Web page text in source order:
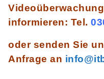
informieren: Tel.
oder senden Sie
Anfrage an